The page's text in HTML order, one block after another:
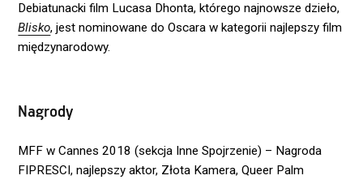
Debiatunacki film Lucasa Dhonta, którego najnowsze dzieło,
Blisko, jest nominowane do Oscara w kategorii najlepszy film
międzynarodowy.
Nagrody
MFF w Cannes 2018 (sekcja Inne Spojrzenie) – Nagroda
FIPRESCI, najlepszy aktor, Złota Kamera, Queer Palm